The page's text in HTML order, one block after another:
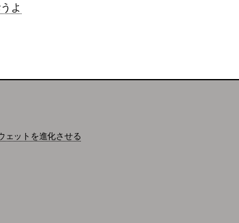
よ
ェットを進化させる